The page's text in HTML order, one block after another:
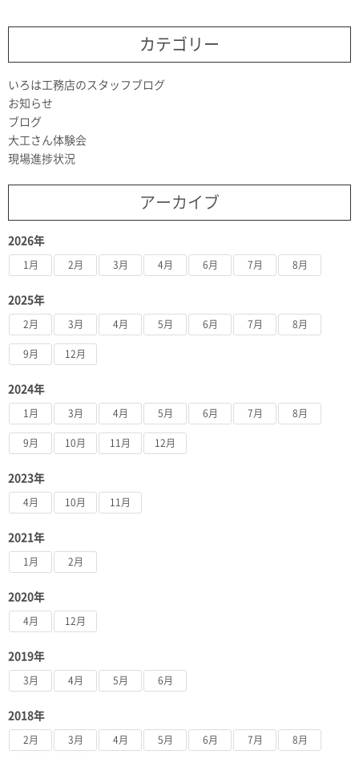
カテゴリー
いろは工務店のスタッフブログ
お知らせ
ブログ
大工さん体験会
現場進捗状況
アーカイブ
2026年
1月 2月 3月 4月 6月 7月 8月
2025年
2月 3月 4月 5月 6月 7月 8月
9月 12月
2024年
1月 3月 4月 5月 6月 7月 8月
9月 10月 11月 12月
2023年
4月 10月 11月
2021年
1月 2月
2020年
4月 12月
2019年
3月 4月 5月 6月
2018年
2月 3月 4月 5月 6月 7月 8月